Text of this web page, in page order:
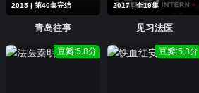
2015 | 第40集完结
青岛往事
2017 | 全19集
见习法医
豆瓣:5.8分 豆瓣:5.3分